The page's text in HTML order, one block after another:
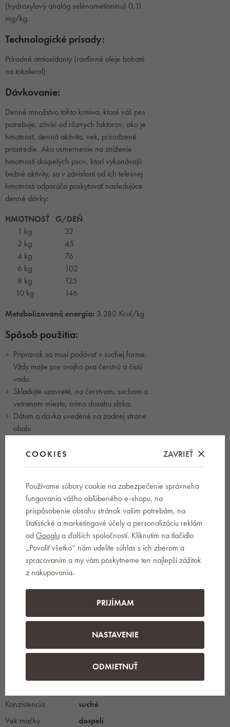
(hydroxylový analóg selénometionínu) 0,11
mg/kg.
Technologické prísady:
Prírodné antioxidanty (rastlinné oleje bohaté
na tokoferol)
Dávkovanie:
Denné množstvo tohto krmiva, ktoré váš pes
potrebuje, závisí od rôznych faktorov, ako je
hmotnosť, denná aktivita, vek, prirodzené
prostredie. Ako usmernenie na zníženie
hmotnosti dospelých psov, ktorí vykonávajú
bežné aktivity, sa v závislosti od ich telesnej
hmotnosti odporúča poskytovať nasledujúce
denné dávky:
HMOTNOSŤ G/DEŇ
1 kg 32
2 kg 45
4 kg 76
6 kg 102
8 kg 125
10 kg 146
Metabolizovaná energia: 3.280 Kcal/kg
Spôsob použitia:
Prípravok sa musí podávať v suchej forme.
Vždy majte pre svojho psa čerstvú a čistú
vodu.
Skladujte uzavreté, na čerstvom, suchom a
vetranom mieste, mimo dosahu slnka.
Dátum a dávka uvedené na zadnej strane
obalu
RECENZIE 1
DISKUSIA 0
PARAMETRE
Konzistencia
suché
Vek mačky
dospelí
COOKIES ZAVRIEŤ
Používame súbory cookie na zabezpečenie správneho
fungovania vášho obľúbeného e-shopu, na
prispôsobenie obsahu stránok vašim potrebám, na
štatistické a marketingové účely a personalizáciu reklám
odGooglua ďalších spoločností. Kliknutím na tlačidlo
„Povoliť všetko“ nám udelíte súhlas s ich zberom a
spracovaním a my vám poskytneme ten najlepší zážitok
z nakupovania.
PRIJÍMAM
NASTAVENIE
ODMIETNUŤ